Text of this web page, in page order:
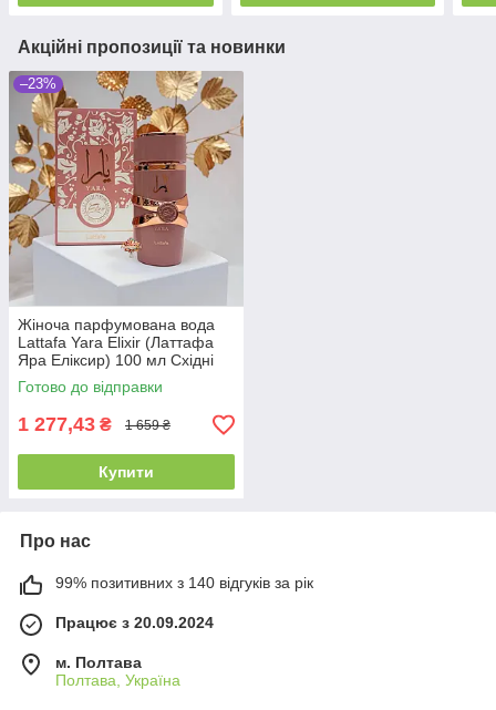
Акційні пропозиції та новинки
–23%
Жіноча парфумована вода
Lattafa Yara Elixir (Латтафа
Яра Еліксир) 100 мл Східні
Солодкі Фруктові Гурманські
Стійкі Шлейфові
Готово до відправки
1 277,43 ₴ 1 659 ₴
Купити
Про нас
99% позитивних з 140 відгуків за рік
Працює з 20.09.2024
м. Полтава
Полтава, Україна